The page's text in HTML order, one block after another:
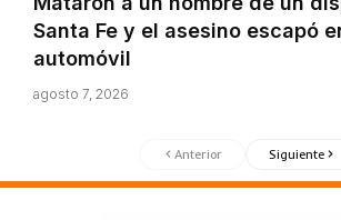
Santa Fe y el asesino escapó
automóvil
agosto 7, 2026
Anterior Siguiente